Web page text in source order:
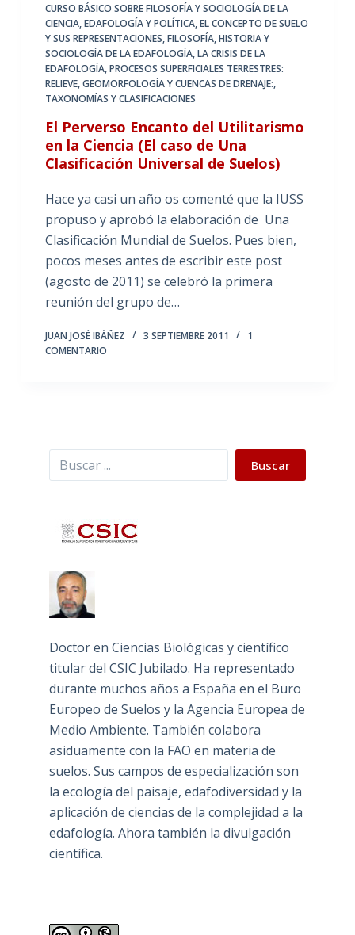
CURSO BÁSICO SOBRE FILOSOFÍA Y SOCIOLOGÍA DE LA
CIENCIA,EDAFOLOGÍA Y POLÍTICA,EL CONCEPTO DE SUELO
Y SUS REPRESENTACIONES,FILOSOFÍA, HISTORIA Y
SOCIOLOGÍA DE LA EDAFOLOGÍA,LA CRISIS DE LA
EDAFOLOGÍA,PROCESOS SUPERFICIALES TERRESTRES:
RELIEVE, GEOMORFOLOGÍA Y CUENCAS DE DRENAJE:,
TAXONOMÍAS Y CLASIFICACIONES
El Perverso Encanto del Utilitarismo
en la Ciencia (El caso de Una
Clasificación Universal de Suelos)
Hace ya casi un año os comenté que la IUSS
propuso y aprobó la elaboración de Una
Clasificación Mundial de Suelos. Pues bien,
pocos meses antes de escribir este post
(agosto de 2011) se celebró la primera
reunión del grupo de…
JUAN JOSÉ IBÁÑEZ 3 SEPTIEMBRE 2011
1
COMENTARIO
Buscar Buscar
Doctor en Ciencias Biológicas y científico
titular del CSIC Jubilado. Ha representado
durante muchos años a España en el Buro
Europeo de Suelos y la Agencia Europea de
Medio Ambiente. También colabora
asiduamente con la FAO en materia de
suelos. Sus campos de especialización son
la ecología del paisaje, edafodiversidad y la
aplicación de ciencias de la complejidad a la
edafología. Ahora también la divulgación
científica.